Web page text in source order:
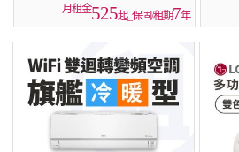
525起_保固/租期7年